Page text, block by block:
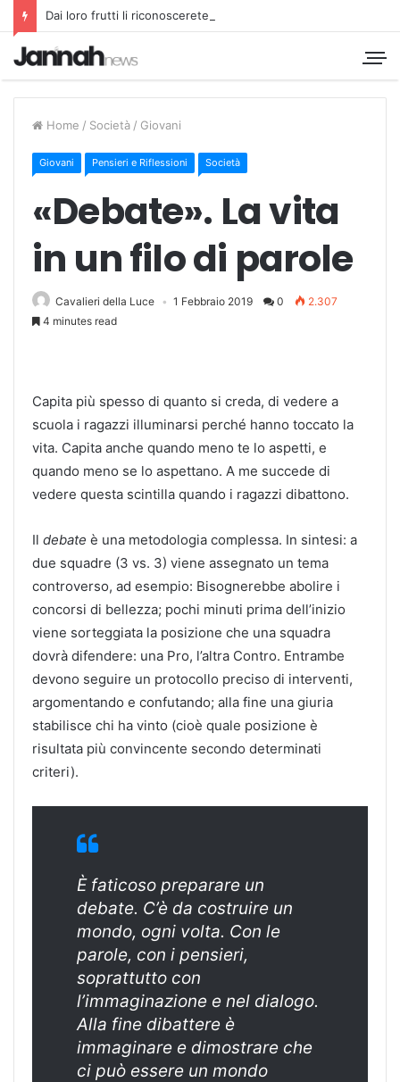
Dai loro frutti li riconoscerete
Home / Società / Giovani
Giovani Pensieri e Riflessioni Società
«Debate». La vita
in un filo di parole
Cavalieri della Luce 1 Febbraio 2019 0
2.307
4 minutes read
Capita più spesso di quanto si creda, di vedere a
scuola i ragazzi illuminarsi perché hanno toccato la
vita. Capita anche quando meno te lo aspetti, e
quando meno se lo aspettano. A me succede di
vedere questa scintilla quando i ragazzi dibattono.
Il debate è una metodologia complessa. In sintesi: a
due squadre (3 vs. 3) viene assegnato un tema
controverso, ad esempio: Bisognerebbe abolire i
concorsi di bellezza; pochi minuti prima dell’inizio
viene sorteggiata la posizione che una squadra
dovrà difendere: una Pro, l’altra Contro. Entrambe
devono seguire un protocollo preciso di interventi,
argomentando e confutando; alla fine una giuria
stabilisce chi ha vinto (cioè quale posizione è
risultata più convincente secondo determinati
criteri).
È faticoso preparare un
debate. C’è da costruire un
mondo, ogni volta. Con le
parole, con i pensieri,
soprattutto con
l’immaginazione e nel dialogo.
Alla fine dibattere è
immaginare e dimostrare che
ci può essere un mondo